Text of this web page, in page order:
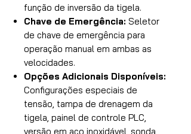
função de inversão da tigela.
Chave de Emergência: Seletor
de chave de emergência para
operação manual em ambas as
velocidades.
Opções Adicionais Disponíveis:
Configurações especiais de
tensão, tampa de drenagem da
tigela, painel de controle PLC,
versão em aço inoxidável, sonda